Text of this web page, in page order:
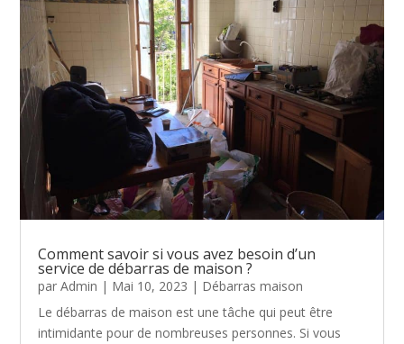
Comment savoir si vous avez besoin d’un
service de débarras de maison ?
parAdmin | Mai 10, 2023 | Débarras maison
Le débarras de maison est une tâche qui peut être
intimidante pour de nombreuses personnes. Si vous